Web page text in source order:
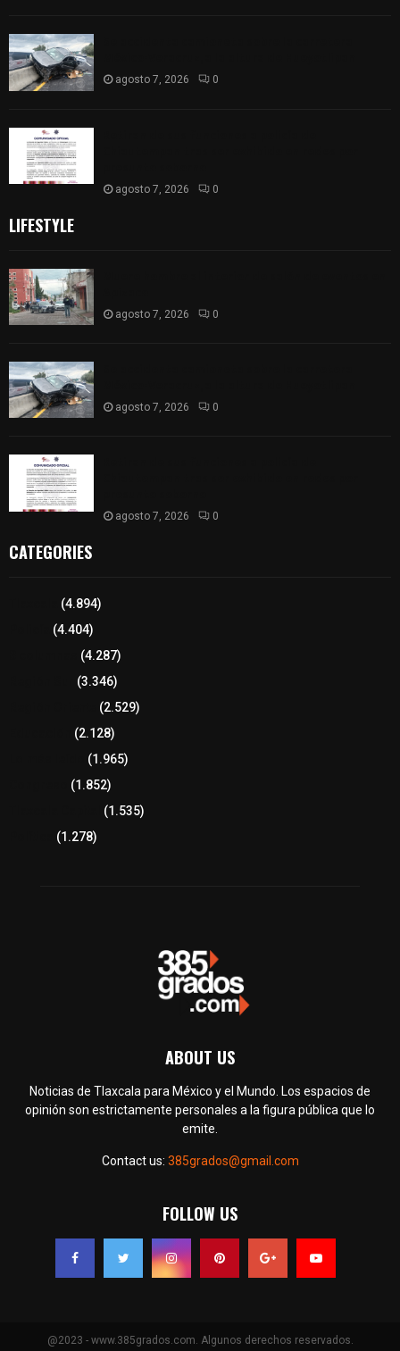
agosto 7, 2026 0
agosto 7, 2026 0
LIFESTYLE
agosto 7, 2026 0
agosto 7, 2026 0
agosto 7, 2026 0
CATEGORIES
(4.894)
(4.404)
(4.287)
(3.346)
(2.529)
(2.128)
(1.965)
(1.852)
(1.535)
(1.278)
ABOUT US
Noticias de Tlaxcala para México y el Mundo. Los espacios de
opinión son estrictamente personales a la figura pública que lo
emite.
Contact us: 385grados@gmail.com
FOLLOW US
@2023 - www.385grados.com. Algunos derechos reservados.